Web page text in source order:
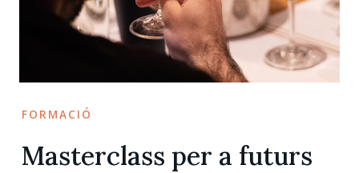
FORMACIÓ
Masterclass per a futurs